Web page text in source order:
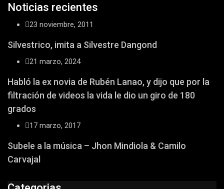
Noticias recientes
23 noviembre, 2011
Silvestrico, imita a Silvestre Dangond
21 marzo, 2024
Habló la ex novia de Rubén Lanao, y dijo que por la
filtración de videos la vida le dio un giro de 180
grados
17 marzo, 2017
Subele a la música – Jhon Mindiola & Camilo
Carvajal